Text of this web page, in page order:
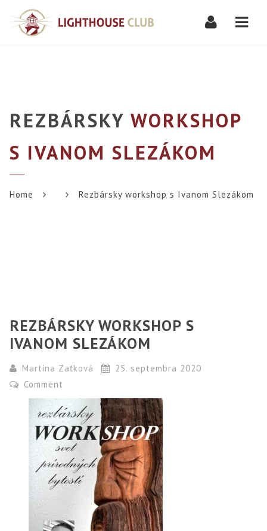
REZBÁRSKY WORKSHOP
S IVANOM SLEZÁKOM
Home Rezbársky workshop s Ivanom Slezákom
REZBÁRSKY WORKSHOP S
IVANOM SLEZÁKOM
Martina Zaťková
25. septembra 2020
Comment